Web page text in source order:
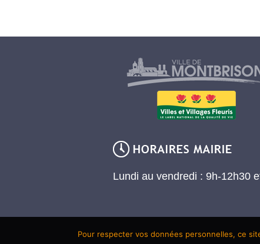
Lundi au vendredi : 9h-12h30
Pour respecter vos données personnelles, ce